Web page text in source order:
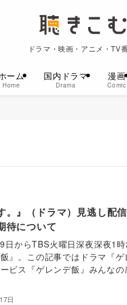
ドラマ・映画・アニメ・TV
ーム
Home
国内ドラマ
Drama
漫画
Comic
。』（ドラマ）見逃し配
待について
日からTBS火曜日深夜深夜1
飯』。この記事ではドラマ『
ビス『ゲレンデ飯』みんな
日